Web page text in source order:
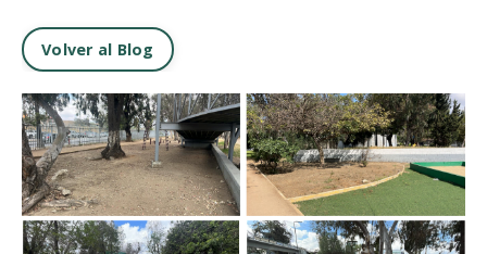
Volver al Blog